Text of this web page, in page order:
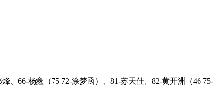
、66-杨鑫（75 72-涂梦函）、81-苏天仕、82-黄开洲（46 75-